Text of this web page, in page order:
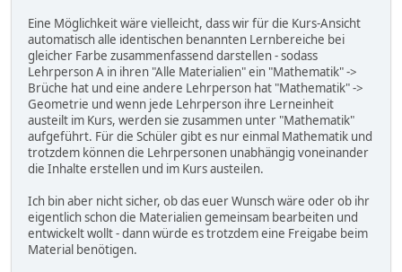
Eine Möglichkeit wäre vielleicht, dass wir für die Kurs-Ansicht
automatisch alle identischen benannten Lernbereiche bei
gleicher Farbe zusammenfassend darstellen - sodass
Lehrperson A in ihren "Alle Materialien" ein "Mathematik" ->
Brüche hat und eine andere Lehrperson hat "Mathematik" ->
Geometrie und wenn jede Lehrperson ihre Lerneinheit
austeilt im Kurs, werden sie zusammen unter "Mathematik"
aufgeführt. Für die Schüler gibt es nur einmal Mathematik und
trotzdem können die Lehrpersonen unabhängig voneinander
die Inhalte erstellen und im Kurs austeilen.
Ich bin aber nicht sicher, ob das euer Wunsch wäre oder ob ihr
eigentlich schon die Materialien gemeinsam bearbeiten und
entwickelt wollt - dann würde es trotzdem eine Freigabe beim
Material benötigen.